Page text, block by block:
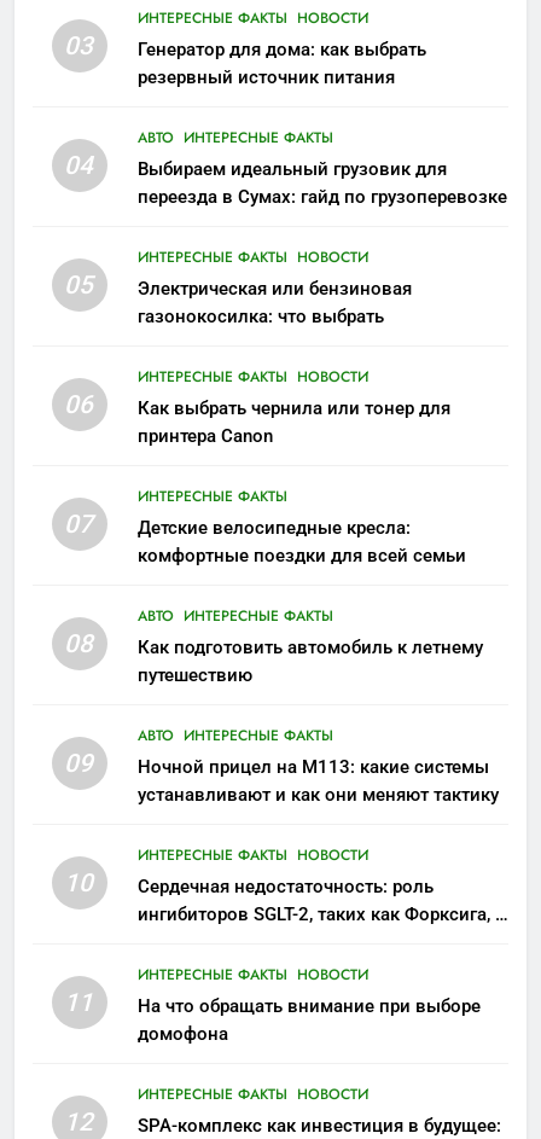
03
ИНТЕРЕСНЫЕ ФАКТЫ НОВОСТИ
Генератор для дома: как выбрать
резервный источник питания
04
АВТО ИНТЕРЕСНЫЕ ФАКТЫ
Выбираем идеальный грузовик для
переезда в Сумах: гайд по грузоперевозке
05
ИНТЕРЕСНЫЕ ФАКТЫ НОВОСТИ
Электрическая или бензиновая
газонокосилка: что выбрать
06
ИНТЕРЕСНЫЕ ФАКТЫ НОВОСТИ
Как выбрать чернила или тонер для
принтера Canon
07
ИНТЕРЕСНЫЕ ФАКТЫ
Детские велосипедные кресла:
комфортные поездки для всей семьи
08
АВТО ИНТЕРЕСНЫЕ ФАКТЫ
Как подготовить автомобиль к летнему
путешествию
09
АВТО ИНТЕРЕСНЫЕ ФАКТЫ
Ночной прицел на M113: какие системы
устанавливают и как они меняют тактику
10
ИНТЕРЕСНЫЕ ФАКТЫ НОВОСТИ
Сердечная недостаточность: роль
ингибиторов SGLT-2, таких как Форксига, в
11
ИНТЕРЕСНЫЕ ФАКТЫ НОВОСТИ
На что обращать внимание при выборе
домофона
12
ИНТЕРЕСНЫЕ ФАКТЫ НОВОСТИ
SPA-комплекс как инвестиция в будущее: